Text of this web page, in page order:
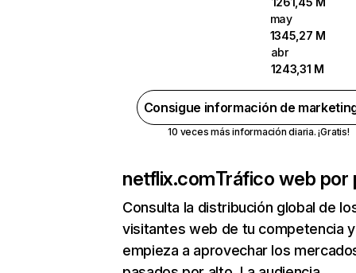
may
1345,27 M
abr
1243,31 M
Consigue información de
10 veces más información diaria. ¡Gratis!
netflix.comTráfico web por
Consulta la distribución global de
visitantes web de tu competencia y
empieza a aprovechar los